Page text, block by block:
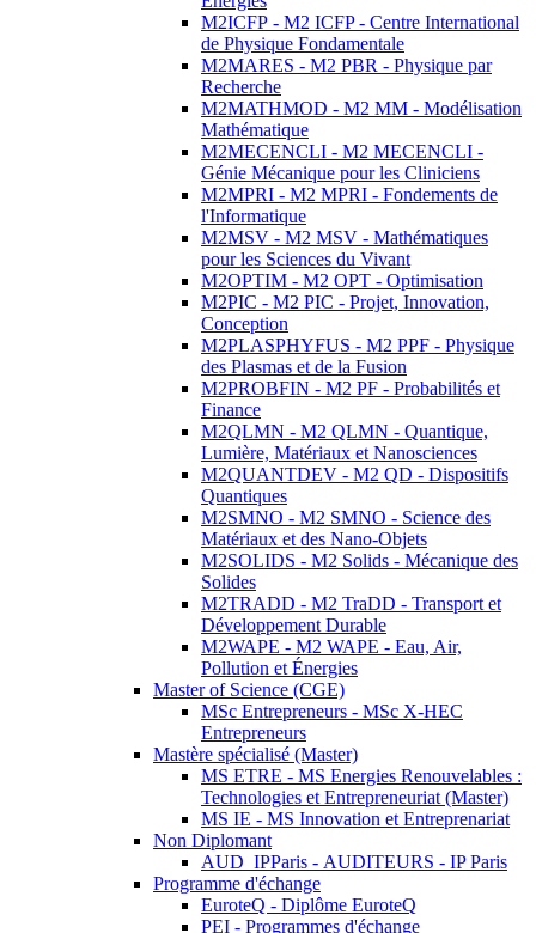
M2ICFP - M2 ICFP - Centre International
de Physique Fondamentale
M2MARES - M2 PBR - Physique par
Recherche
M2MATHMOD - M2 MM - Modélisation
Mathématique
M2MECENCLI - M2 MECENCLI -
Génie Mécanique pour les Cliniciens
M2MPRI - M2 MPRI - Fondements de
l'Informatique
M2MSV - M2 MSV - Mathématiques
pour les Sciences du Vivant
M2OPTIM - M2 OPT - Optimisation
M2PIC - M2 PIC - Projet, Innovation,
Conception
M2PLASPHYFUS - M2 PPF - Physique
des Plasmas et de la Fusion
M2PROBFIN - M2 PF - Probabilités et
Finance
M2QLMN - M2 QLMN - Quantique,
Lumière, Matériaux et Nanosciences
M2QUANTDEV - M2 QD - Dispositifs
Quantiques
M2SMNO - M2 SMNO - Science des
Matériaux et des Nano-Objets
M2SOLIDS - M2 Solids - Mécanique des
Solides
M2TRADD - M2 TraDD - Transport et
Développement Durable
M2WAPE - M2 WAPE - Eau, Air,
Pollution et Énergies
Master of Science (CGE)
MSc Entrepreneurs - MSc X-HEC
Entrepreneurs
Mastère spécialisé (Master)
MS ETRE - MS Energies Renouvelables :
Technologies et Entrepreneuriat (Master)
MS IE - MS Innovation et Entreprenariat
Non Diplomant
AUD_IPParis - AUDITEURS - IP Paris
Programme d'échange
EuroteQ - Diplôme EuroteQ
PEI - Programmes d'échange